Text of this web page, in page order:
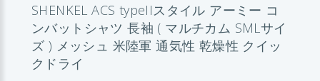
SHENKEL ACS typeIIスタイル アーミー コ
ンバットシャツ 長袖 ( マルチカム SMLサイ
ズ ) メッシュ 米陸軍 通気性 乾燥性 クイッ
クドライ